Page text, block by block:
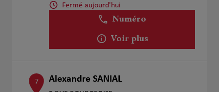
Fermé aujourd'hui
Numéro
Voir plus
7 Alexandre SANIAL